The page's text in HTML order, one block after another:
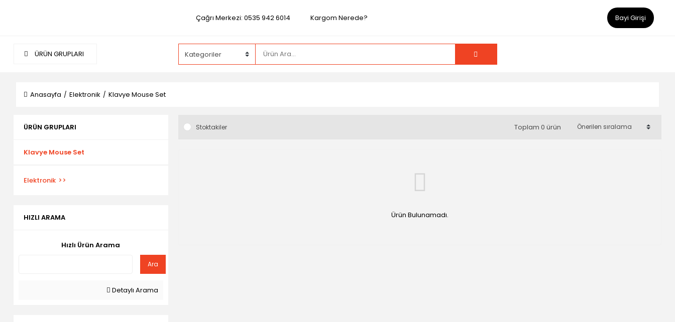
Çağrı Merkezi: 0535 942 6014 Kargom Nerede? Bayi Girişi
ÜRÜN GRUPLARI
Anasayfa Elektronik Klavye Mouse Set
ÜRÜN GRUPLARI
Klavye Mouse Set
Elektronik
HIZLI ARAMA
Hızlı Ürün Arama
Ara
Detaylı Arama
Stoktakiler Toplam 0 ürün
Ürün Bulunamadı.